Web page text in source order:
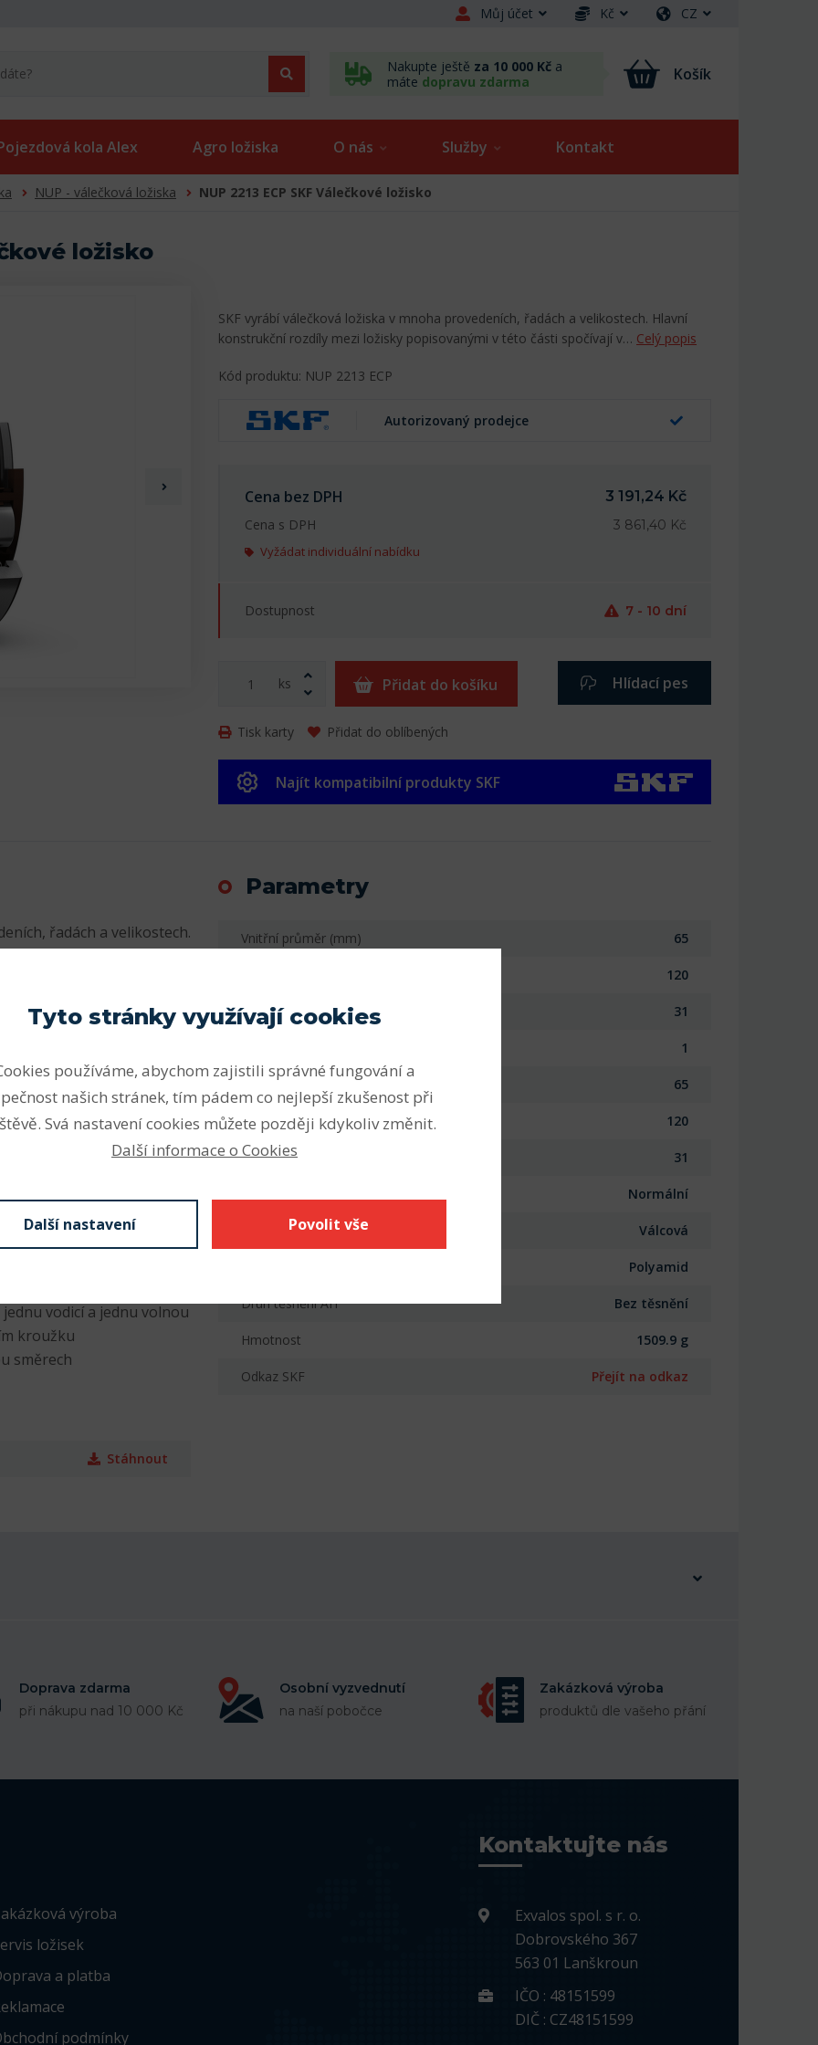
Můj účet Kč CZ
Nakupte ještě za 10 000 Kč a
máte dopravu zdarma Košík
kola Alex Agro ložiska O nás Služby Kontakt
NUP - válečková ložiska NUP 2213 ECP SKF Válečkové ložisko
ložisko
SKF vyrábí válečková ložiska v mnoha provedeních, řadách a velikostech. Hlavní
konstrukční rozdíly mezi ložisky popisovanými v této části spočívají v… Celý popis
Kód produktu: NUP 2213 ECP
Autorizovaný prodejce
Cena bez DPH
3 191,24 Kč
Cena s DPH
3 861,40 Kč
Vyžádat individuální nabídku
Dostupnost 7 - 10 dní
ks Přidat do košíku Hlídací pes
Tisk karty Přidat do oblíbených
Najít kompatibilní produkty SKF
řadách a velikostech.
v této části
zatížení, snášet velká
valivých těles (bez
proto vhodná pro velmi
Vysoce únosná
ložiska s plným
ložiska s klecí.
(poloha a počet
vodicí a jednu volnou
kroužku
směrech
Stáhnout
Parametry
Vnitřní průměr (mm) 65
120
Šířka (mm) 31
1
Vnitřní průměr (mm) 65
Vnější průměr (mm) 120
Šířka - B (mm) F 31
Normální
Provedení díry Válcová
Polyamid
Druh těsnění AH Bez těsnění
Hmotnost 1509.9 g
Odkaz SKF Přejít na odkaz
Doprava zdarma
při nákupu nad 10 000 Kč
Osobní vyzvednutí
na naší pobočce
Zakázková výroba
produktů dle vašeho přání
výroba
ložisek
a platba
podmínky
Kontaktujte nás
Exvalos spol. s r. o.
Dobrovského 367
563 01 Lanškroun
IČO : 48151599
DIČ : CZ48151599
Tyto stránky využívají cookies
používáme, abychom zajistili správné fungování a
našich stránek, tím pádem co nejlepší zkušenost při
Svá nastavení cookies můžete později kdykoliv změnit.
Další informace o Cookies
Další nastavení Povolit vše